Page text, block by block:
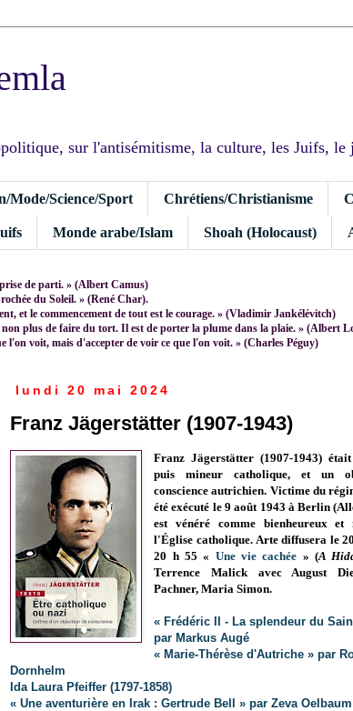
sur l'antisémitisme, la culture, les Juifs,
Mode/Science/Sport Chrétiens/Christianisme
Monde arabe/Islam Shoah (Holocaust)
de parti. » (Albert Camus)
du Soleil. » (René Char).
et le commencement de tout est le courage. » (Vladimir Jankélévitch)
non plus de faire du tort. Il est de porter la plume dans la plaie. » (Albert
l'on voit, mais d'accepter de voir ce que l'on voit. » (Charles Péguy)
lundi 20 mai 2024
Franz Jägerstätter (1907-1943)
Franz Jägerstätter (1907-1943)
puis mineur catholique, et un
conscienceautrichien. Victime du
étéexécuté le 9 août 1943 à Berlin
est vénéré comme bienheureux
l'Église catholique. Arte diffusera le
20 h 55 « Une vie cachée » (A
Terrence Malick avec August
Pachner, Maria Simon.
« Frédéric II - La splendeur du
par Markus Augé
« Marie-Thérèse d'Autriche » par
Dornhelm
Ida Laura Pfeiffer (1797-1858)
« Une aventurière en Irak : Gertrude Bell » par Zeva